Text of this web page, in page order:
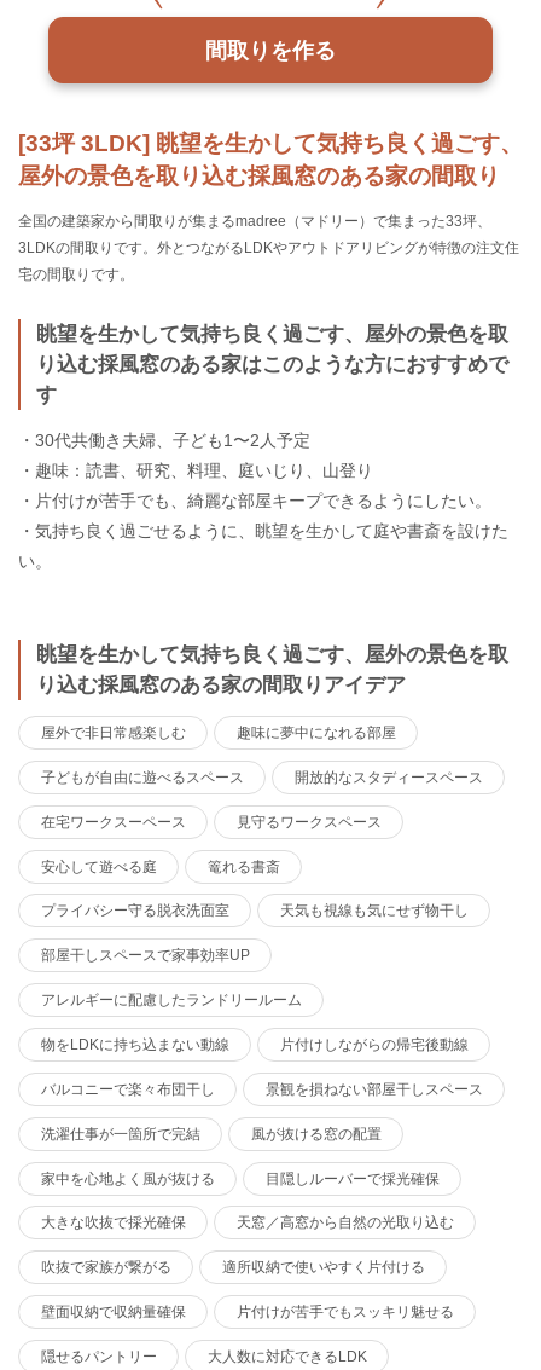
[33坪 3LDK] 眺望を生かして気持ち良く過ごす、
屋外の景色を取り込む採風窓のある家の間取り
全国の建築家から間取りが集まるmadree（マドリー）で集まった33坪、
3LDKの間取りです。外とつながるLDKやアウトドアリビングが特徴の注文住
宅の間取りです。
眺望を生かして気持ち良く過ごす、屋外の景色を取
り込む採風窓のある家はこのような方におすすめで
す
・30代共働き夫婦、子ども1〜2人予定
・趣味：読書、研究、料理、庭いじり、山登り
・片付けが苦手でも、綺麗な部屋キープできるようにしたい。
・気持ち良く過ごせるように、眺望を生かして庭や書斎を設けた
い。
眺望を生かして気持ち良く過ごす、屋外の景色を取
り込む採風窓のある家の間取りアイデア
屋外で非日常感楽しむ 趣味に夢中になれる部屋
子どもが自由に遊べるスペース 開放的なスタディースペース
在宅ワークスーペース 見守るワークスペース
安心して遊べる庭 篭れる書斎
プライバシー守る脱衣洗面室 天気も視線も気にせず物干し
部屋干しスペースで家事効率UP
アレルギーに配慮したランドリールーム
物をLDKに持ち込まない動線 片付けしながらの帰宅後動線
バルコニーで楽々布団干し 景観を損ねない部屋干しスペース
洗濯仕事が一箇所で完結 風が抜ける窓の配置
家中を心地よく風が抜ける 目隠しルーバーで採光確保
大きな吹抜で採光確保 天窓／高窓から自然の光取り込む
吹抜で家族が繋がる 適所収納で使いやすく片付ける
壁面収納で収納量確保 片付けが苦手でもスッキリ魅せる
隠せるパントリー 大人数に対応できるLDK
間取りを作る